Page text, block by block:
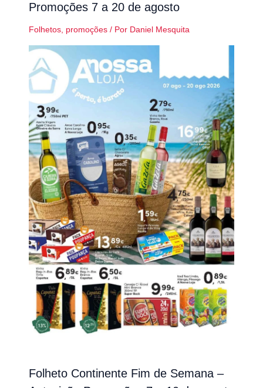
Promoções 7 a 20 de agosto
Folhetos, promoções/ Por Daniel Mesquita
Folheto Continente Fim de Semana –